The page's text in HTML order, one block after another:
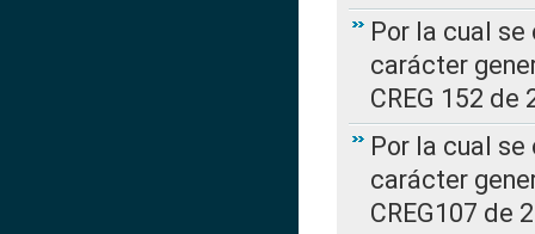
Por la cual
carácter
CREG 152 de
Por la cual
carácter
CREG107 de